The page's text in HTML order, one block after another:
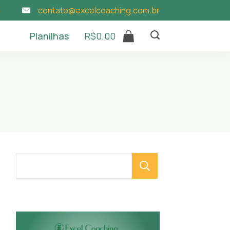
contato@excelcoaching.com.br
Planilhas R$0.00